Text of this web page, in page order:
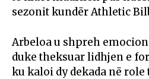
sezonit kundërAthletic
Arbeloa u shpreh
duke theksuar lidhjen e
ku kaloi dy dekada në role